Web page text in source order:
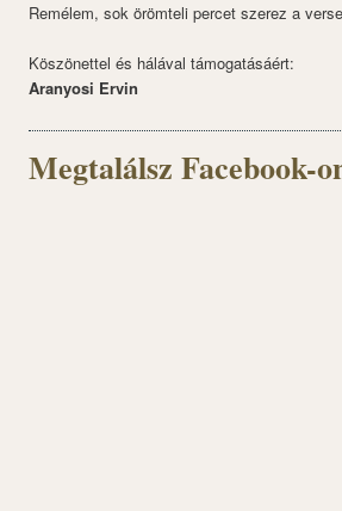
Remélem, sok örömteli percet szerez a
Köszönettel és hálával támogatásáért:
Aranyosi Ervin
Megtalálsz Facebook-